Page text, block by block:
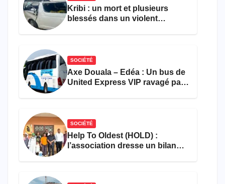
Kribi : un mort et plusieurs
blessés dans un violent
SOCIÉTÉ
Axe Douala – Edéa : Un bus de
United Express VIP ravagé par
SOCIÉTÉ
Help To Oldest (HOLD) :
l’association dresse un bilan